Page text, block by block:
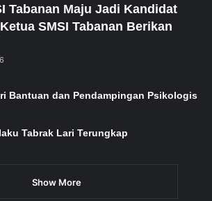
Tabanan Maju Jadi Kandidat
SMSI Tabanan Berikan
Bantuan dan Pendampingan Psikologis
Tabrak Lari Terungkap
Show More